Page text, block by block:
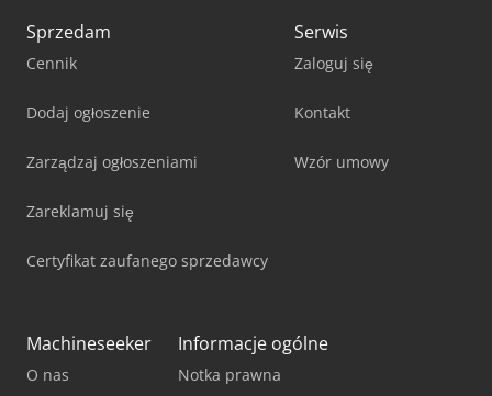
Sprzedam
Cennik
Dodaj ogłoszenie
Zarządzaj ogłoszeniami
Zareklamuj się
Certyfikat zaufanego sprzedawcy
Serwis
Zaloguj się
Kontakt
Wzór umowy
Machineseeker
O nas
Informacje ogólne
Notka prawna